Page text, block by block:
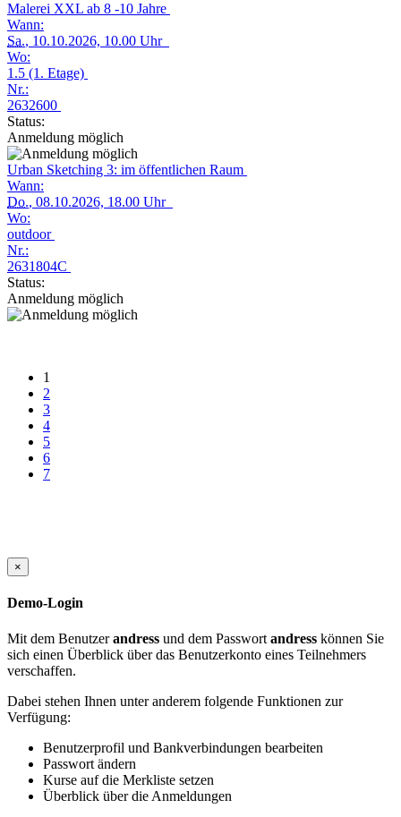
Malerei XXL ab 8 -10 Jahre
Wann:
Sa., 10.10.2026, 10.00 Uhr
Wo:
1.5 (1. Etage)
Nr.:
2632600
Status:
Anmeldung möglich
Urban Sketching 3: im öffentlichen Raum
Wann:
Do., 08.10.2026, 18.00 Uhr
Wo:
outdoor
Nr.:
2631804C
Status:
Anmeldung möglich
1
2
3
4
5
6
7
×
Demo-Login
Mit dem Benutzerandress und dem Passwort andress können Sie
sich einen Überblick über das Benutzerkonto eines Teilnehmers
verschaffen.
Dabei stehen Ihnen unter anderem folgende Funktionen zur
Verfügung:
Benutzerprofil und Bankverbindungen bearbeiten
Passwort ändern
Kurse auf die Merkliste setzen
Überblick über die Anmeldungen